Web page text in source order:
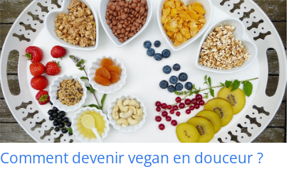
Comment devenir vegan en douceur ?